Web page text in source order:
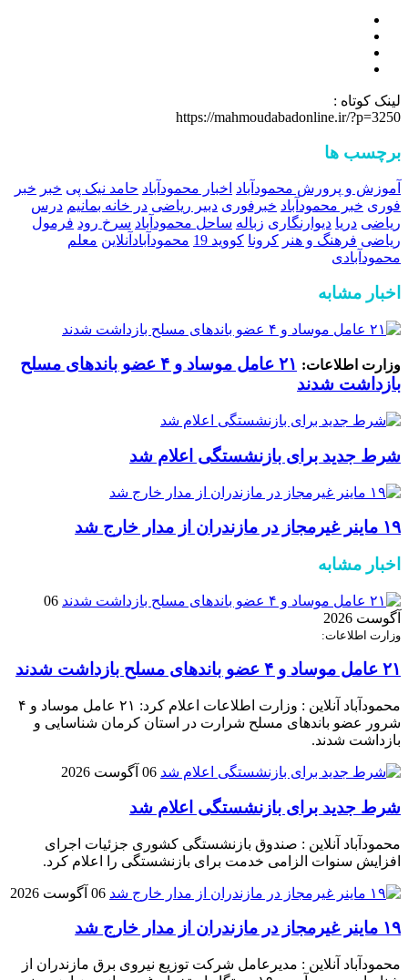
لینک کوتاه :
https://mahmoudabadonline.ir/?p=3250
برچسب ها
آموزش و پرورش محمودآباد اخبار محمودآباد حامد نیک پی خبر خبر
فوری خبر محمودآباد خبرفوری دبیر ریاضی در خانه بمانیم درس
ریاضی دریا دیوارنگاری زباله ساحل محمودآباد سرخ رود فرمول
ریاضی فرهنگ و هنر کرونا کووید 19 محمودآبادآنلاین معلم
محمودآبادی
اخبار مشابه
وزارت اطلاعات:
۲۱ عامل موساد و ۴ عضو باند‌های مسلح
بازداشت شدند
شرط جدید برای بازنشستگی اعلام شد
۱۹ ماینر غیرمجاز در مازندران از مدار خارج شد
اخبار مشابه
06
آگوست 2026
وزارت اطلاعات:
۲۱ عامل موساد و ۴ عضو باند‌های مسلح بازداشت شدند
محمودآباد آنلاین : وزارت اطلاعات اعلام کرد: ۲۱ عامل موساد و ۴
شرور عضو باند‌های مسلح شرارت در استان کرمان شناسایی و
بازداشت شدند.
06 آگوست 2026
شرط جدید برای بازنشستگی اعلام شد
محمودآباد آنلاین : صندوق بازنشستگی کشوری جزئیات اجرای
افزایش سنوات الزامی خدمت برای بازنشستگی را اعلام کرد.
06 آگوست 2026
۱۹ ماینر غیرمجاز در مازندران از مدار خارج شد
محمودآباد آنلاین : مدیرعامل شرکت توزیع نیروی برق مازندران از